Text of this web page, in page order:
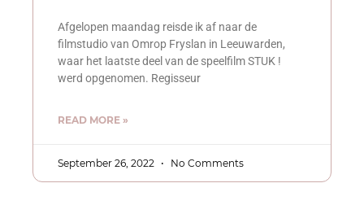
Afgelopen maandag reisde ik af naar de
filmstudio van Omrop Fryslan in Leeuwarden,
waar het laatste deel van de speelfilm STUK !
werd opgenomen. Regisseur
READ MORE »
September 26, 2022 No Comments